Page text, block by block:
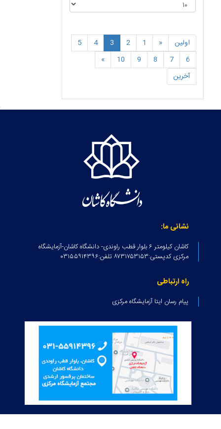
اولین «
1
2
3
4
5
6
7
8
9
10
»
آخرین
نشانی ما:
کاشان کیلومتر ۶ بلوار قطب راوندی- دانشگاه کاشان-آزمایشگاه
مرکزی کدپستی:۸۷۳۱۷۵۳۱۵۳ تلفن:۰۳۱۵۵۹۱۴۳۹۶
راه ارتباطی
پیام رسان ایتا آزمایشگاه مرکزی